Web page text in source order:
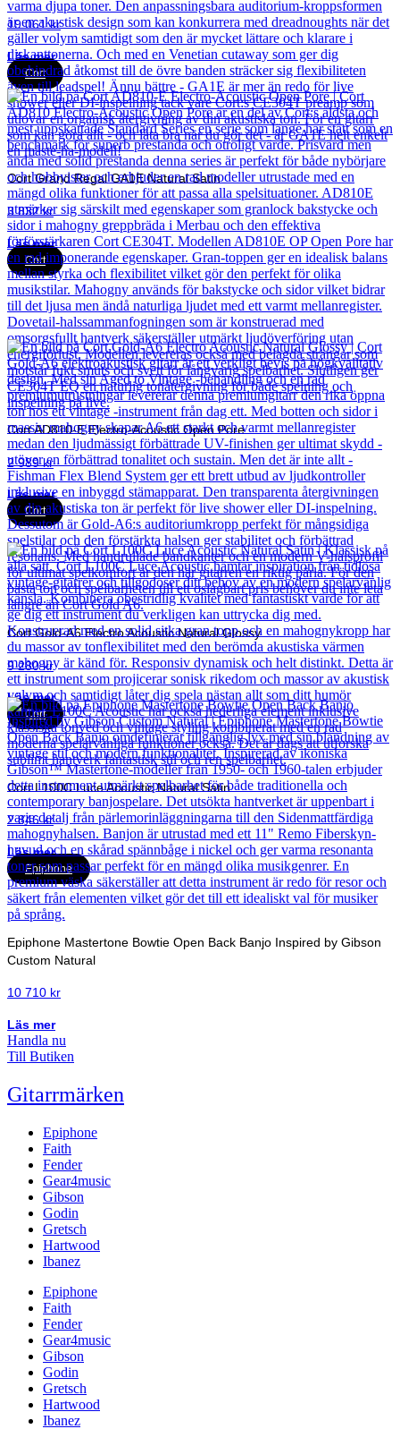
19 061kr
Läs mer
Cort
Cort Grand Regal GA1E Natural Satin
3 832kr
Läs mer
Cort
Cort AD810-E Electro-Acoustic Open Pore
2 989kr
Läs mer
Cort
Cort Gold-A6 Electro Acoustic Natural Glossy
9 280kr
Läs mer
Cort
Cort L100C Luce Acoustic Natural Satin
2 846kr
Läs mer
Epiphone
Epiphone Mastertone Bowtie Open Back Banjo Inspired by Gibson
Custom Natural
10 710 kr
Läs mer
Handla nu
Till Butiken
Gitarrmärken
Epiphone
Faith
Fender
Gear4music
Gibson
Godin
Gretsch
Hartwood
Ibanez
Epiphone
Faith
Fender
Gear4music
Gibson
Godin
Gretsch
Hartwood
Ibanez